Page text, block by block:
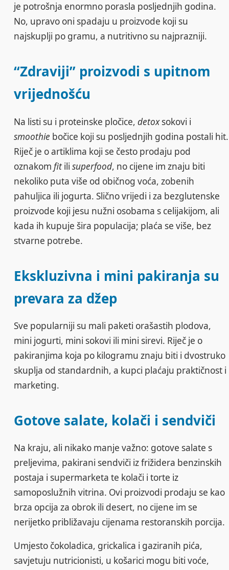
je potrošnja enormno porasla posljednjih godina.
No, upravo oni spadaju u proizvode koji su
najskuplji po gramu, a nutritivno su najprazniji.
“Zdraviji” proizvodi s upitnom
vrijednošću
Na listi su i proteinske pločice,detoxsokovi i
smoothie bočice koji su posljednjih godina postali hit.
Riječ je o artiklima koji se često prodaju pod
oznakomfitilisuperfood, no cijene im znaju biti
nekoliko puta više od običnog voća, zobenih
pahuljica ili jogurta. Slično vrijedi i za bezglutenske
proizvode koji jesu nužni osobama s celijakijom, ali
kada ih kupuje šira populacija; plaća se više, bez
stvarne potrebe.
Ekskluzivna i mini pakiranja su
prevara za džep
Sve popularniji su mali paketi orašastih plodova,
mini jogurti, mini sokovi ili mini sirevi. Riječ je o
pakiranjima koja po kilogramu znaju biti i dvostruko
skuplja od standardnih, a kupci plaćaju praktičnost i
marketing.
Gotove salate, kolači i sendviči
Na kraju, ali nikako manje važno: gotove salate s
preljevima, pakirani sendviči iz frižidera benzinskih
postaja i supermarketa te kolači i torte iz
samoposlužnih vitrina. Ovi proizvodi prodaju se kao
brza opcija za obrok ili desert, no cijene im se
nerijetko približavaju cijenama restoranskih porcija.
Umjesto čokoladica, grickalica i gaziranih pića,
savjetuju nutricionisti, u košarici mogu biti voće,